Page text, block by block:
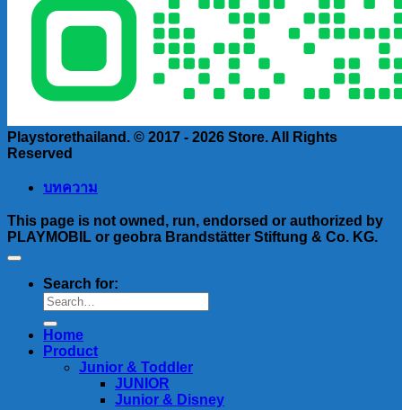
Playstorethailand. © 2017 - 2026 Store. All Rights
Reserved
บทความ
This page is not owned, run, endorsed or authorized by
PLAYMOBIL or geobra Brandstätter Stiftung & Co. KG.
Search for:
Home
Product
Junior & Toddler
JUNIOR
Junior & Disney